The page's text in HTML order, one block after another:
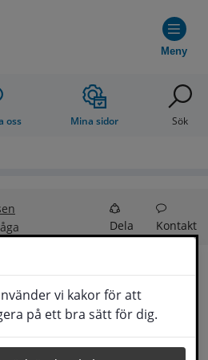
vi kakor för att
på ett bra sätt för dig.
Meny
oss Mina sidor Sök
Dela Kontakt
kan det bli aktuellt